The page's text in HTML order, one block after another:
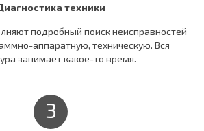
техники
подробный поиск неисправностей
аппаратную, техническую. Вся
занимает какое-то время.
3